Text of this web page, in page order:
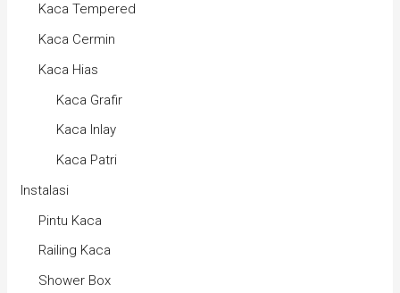
Kaca Tempered
Kaca Cermin
Kaca Hias
Kaca Grafir
Kaca Inlay
Kaca Patri
Instalasi
Pintu Kaca
Railing Kaca
Shower Box